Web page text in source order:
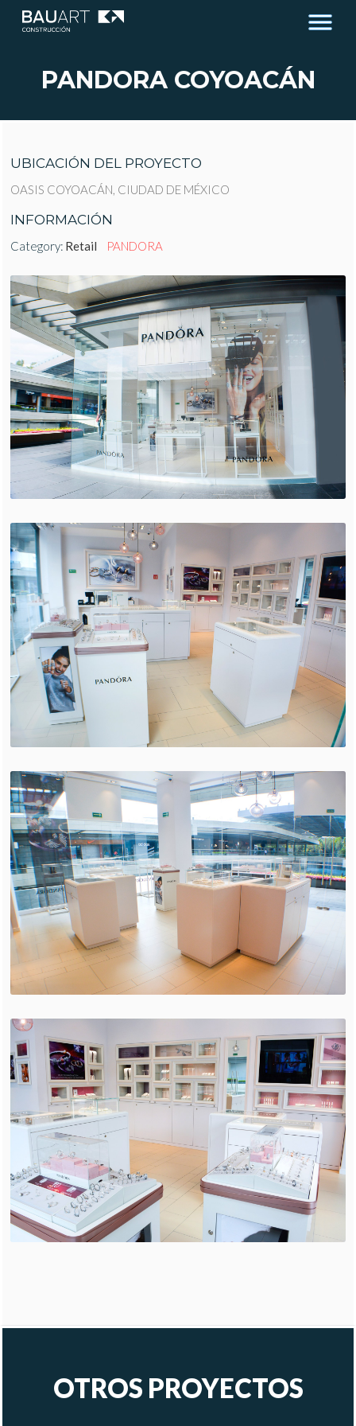
PANDORA COYOACÁN
UBICACIÓN DEL PROYECTO
OASIS COYOACÁN, CIUDAD DE MÉXICO
INFORMACIÓN
Category: Retail PANDORA
OTROS PROYECTOS